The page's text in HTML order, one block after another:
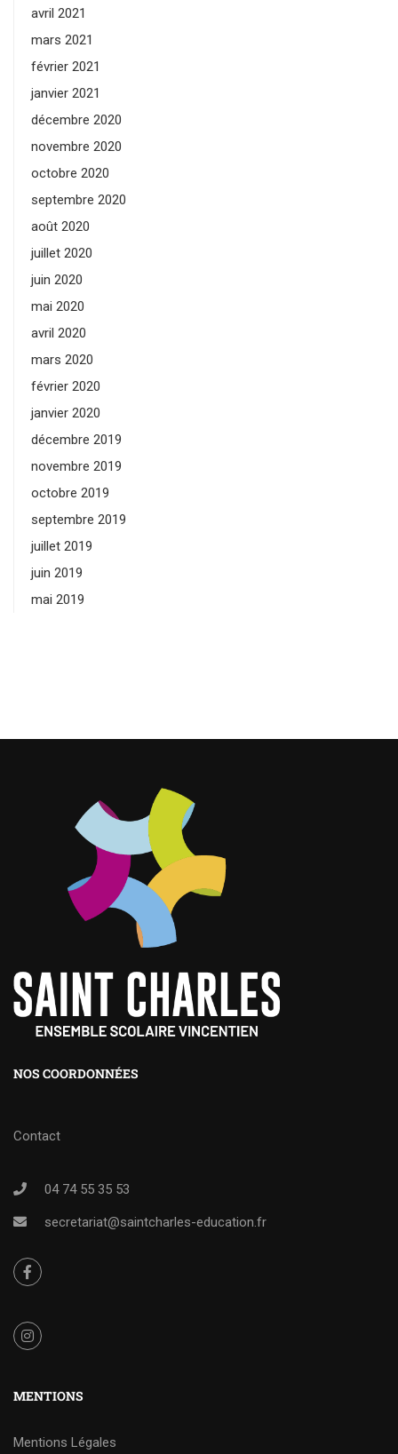
avril 2021
mars 2021
février 2021
janvier 2021
décembre 2020
novembre 2020
octobre 2020
septembre 2020
août 2020
juillet 2020
juin 2020
mai 2020
avril 2020
mars 2020
février 2020
janvier 2020
décembre 2019
novembre 2019
octobre 2019
septembre 2019
juillet 2019
juin 2019
mai 2019
NOS COORDONNÉES
Contact
04 74 55 35 53
secretariat@saintcharles-education.fr
MENTIONS
Mentions Légales